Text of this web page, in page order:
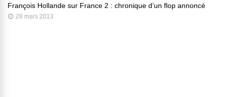
François Hollande sur France 2 : chronique d’un flop annoncé
28 mars 2013